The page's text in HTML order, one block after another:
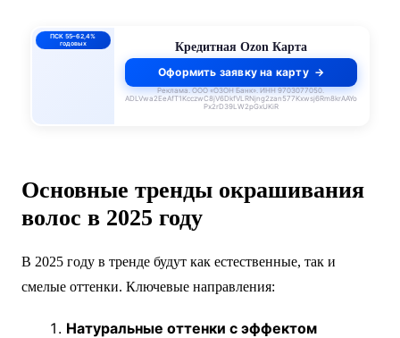
ПСК 55–62,4%
годовых
Кредитная Ozon Карта
Оформить заявку на карту
Реклама. ООО «ОЗОН Банк». ИНН 9703077050.
ADLVwa2EeAfT1KcczwC8jV6DkfVLRNjng2zan577Kxwsj6Rm8krAAYo
Px2rD39LW2pGxUKiR
Основные тренды окрашивания
волос в 2025 году
В 2025 году в тренде будут как естественные, так и
смелые оттенки. Ключевые направления:
Натуральные оттенки с эффектом